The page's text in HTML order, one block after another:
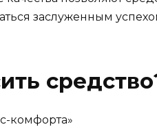
заслуженным
комфорта»